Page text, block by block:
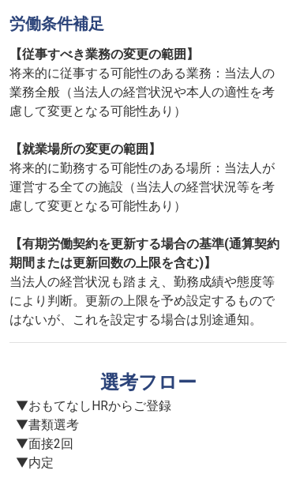
労働条件補足
【従事すべき業務の変更の範囲】
将来的に従事する可能性のある業務：当法人の
業務全般（当法人の経営状況や本人の適性を考
慮して変更となる可能性あり）
【就業場所の変更の範囲】
将来的に勤務する可能性のある場所：当法人が
運営する全ての施設（当法人の経営状況等を考
慮して変更となる可能性あり）
【有期労働契約を更新する場合の基準(通算契約
期間または更新回数の上限を含む)】
当法人の経営状況も踏まえ、勤務成績や態度等
により判断。更新の上限を予め設定するもので
はないが、これを設定する場合は別途通知。
選考フロー
▼おもてなしHRからご登録
▼書類選考
▼面接2回
▼内定